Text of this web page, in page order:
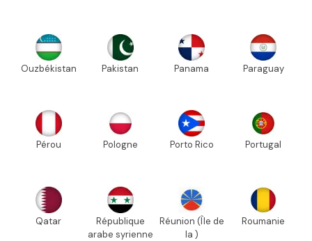
Ouzbékistan Pakistan Panama Paraguay
Pérou Pologne Porto Rico Portugal
Qatar
République
arabe syrienne
Réunion (Île de
la )
Roumanie